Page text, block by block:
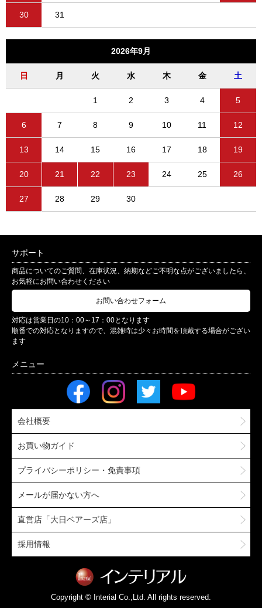
30 31
2026年9月
日 月 火 水 木 金 土
1 2 3 4 5
6 7 8 9 10 11 12
13 14 15 16 17 18 19
20 21 22 23 24 25 26
27 28 29 30
サポート
商品についてのご質問、在庫状況、納期などご不明な点がございましたら、
お気軽にお問い合わせください
お問い合わせフォーム
対応は営業日の10：00～17：00となります
順番での対応となりますので、混雑時は少々お時間を頂戴する場合がござい
ます
会社概要
お買い物ガイド
プライバシーポリシー・免責事項
メールが届かない方へ
直営店「大日ベアーズ店」
採用情報
Copyright © Interial Co.,Ltd. All rights reserved.